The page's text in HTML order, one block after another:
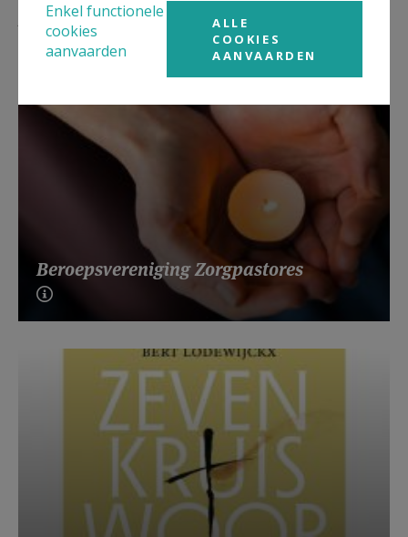
Lees meer
Beroepsvereniging Zorgpastores
Enkel functionele
cookies
aanvaarden
ALLE
COOKIES
AANVAARDEN